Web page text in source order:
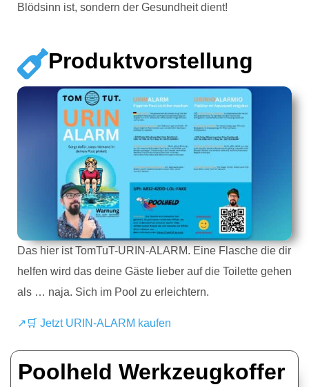
Blödsinn ist, sondern der Gesundheit dient!
Produktvorstellung
Das hier ist TomTuT-URIN-ALARM. Eine Flasche die dir
helfen wird das deine Gäste lieber auf die Toilette gehen
als … naja. Sich im Pool zu erleichtern.
↗🛒 Jetzt URIN-ALARM kaufen
Poolheld Werkzeugkoffer